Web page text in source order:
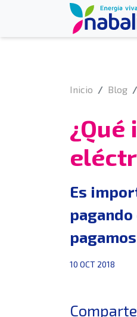
Inicio Blog
Es
10 OCT 2018
Comparte